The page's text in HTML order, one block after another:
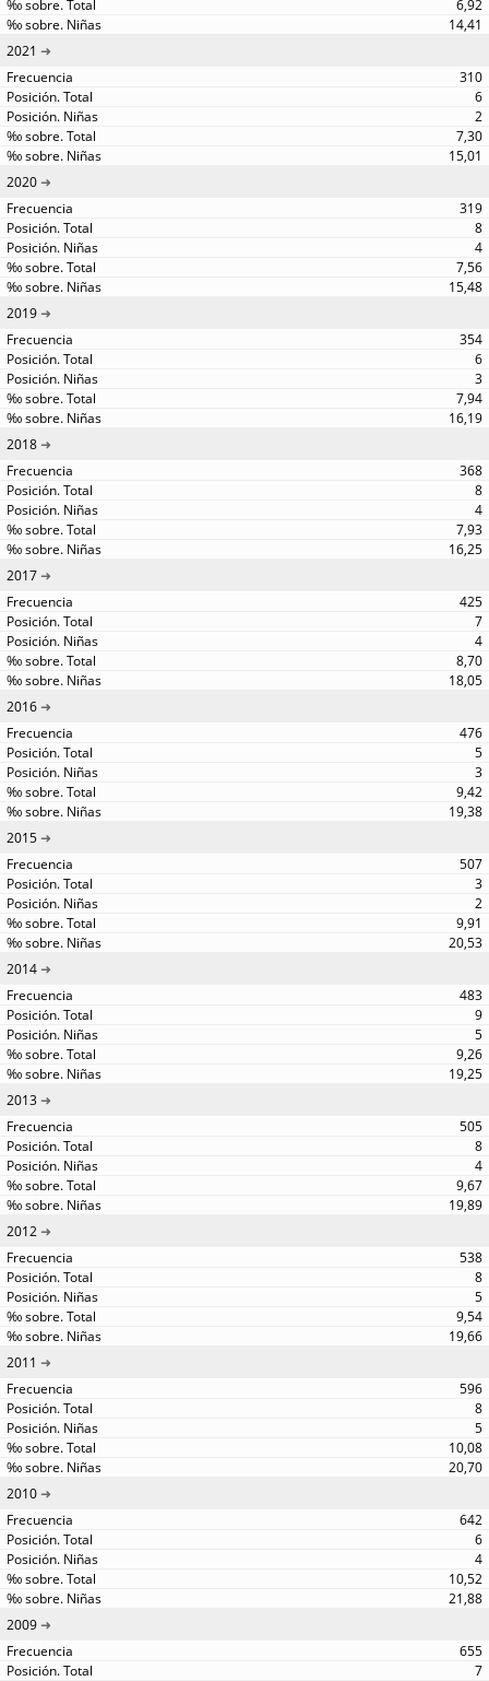
6,92
14,41
2021
310
6
2
7,30
15,01
2020
319
8
4
7,56
15,48
2019
354
6
3
7,94
16,19
2018
368
8
4
7,93
16,25
2017
425
7
4
8,70
18,05
2016
476
5
3
9,42
19,38
2015
507
3
2
9,91
20,53
2014
483
9
5
9,26
19,25
2013
505
8
4
9,67
19,89
2012
538
8
5
9,54
19,66
2011
596
8
5
10,08
20,70
2010
642
6
4
10,52
21,88
2009
655
7